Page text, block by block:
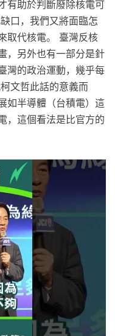
有助於判斷廢除核電可
口，我們又將面臨怎
取代核電。 臺灣反核
，另外也有一部分是針
灣的政治運動，幾乎每
文哲此話的意義而
如半導體（台積電）這
，這個看法是比官方的